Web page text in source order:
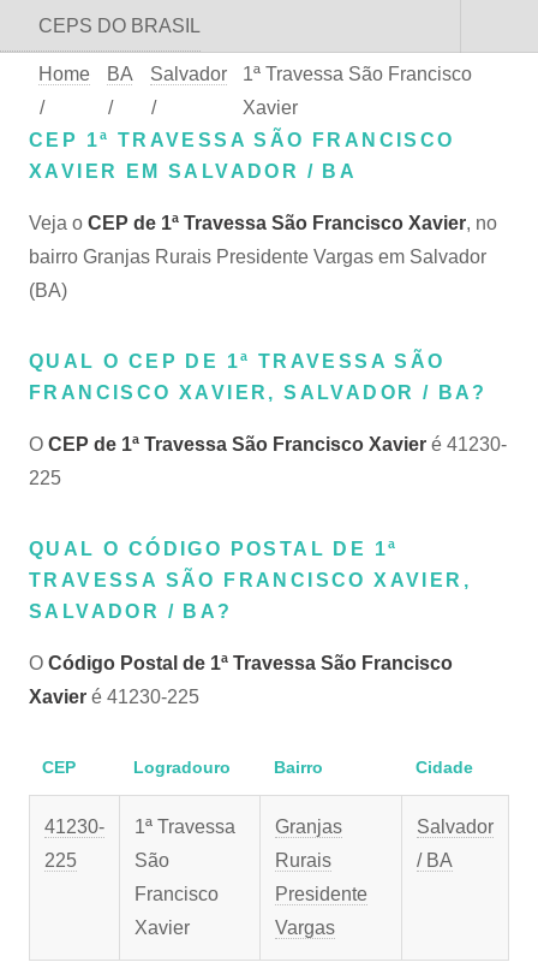
CEPS DO BRASIL
Home
/
BA
/
Salvador
/
1ª Travessa São Francisco
Xavier
CEP 1ª TRAVESSA SÃO FRANCISCO
XAVIER EM SALVADOR / BA
Veja o CEP de 1ª Travessa São Francisco Xavier, no
bairro Granjas Rurais Presidente Vargas em Salvador
(BA)
QUAL O CEP DE 1ª TRAVESSA SÃO
FRANCISCO XAVIER, SALVADOR / BA?
O CEP de 1ª Travessa São Francisco Xavier é 41230-
225
QUAL O CÓDIGO POSTAL DE 1ª
TRAVESSA SÃO FRANCISCO XAVIER,
SALVADOR / BA?
O Código Postal de 1ª Travessa São Francisco
Xavier é 41230-225
CEP Logradouro Bairro Cidade
41230-
225
1ª Travessa
São
Francisco
Xavier
Granjas
Rurais
Presidente
Vargas
Salvador
/ BA